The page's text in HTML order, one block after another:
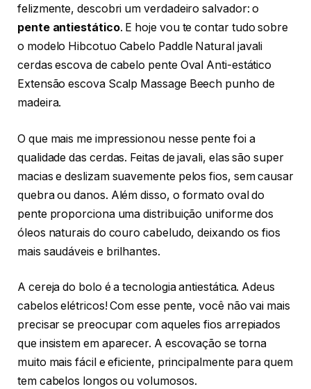
felizmente, descobri um verdadeiro salvador: o
pente antiestático. E hoje vou te contar tudo sobre
o modelo Hibcotuo Cabelo Paddle Natural javali
cerdas escova de cabelo pente Oval Anti-estático
Extensão escova Scalp Massage Beech punho de
madeira.
O que mais me impressionou nesse pente foi a
qualidade das cerdas. Feitas de javali, elas são super
macias e deslizam suavemente pelos fios, sem causar
quebra ou danos. Além disso, o formato oval do
pente proporciona uma distribuição uniforme dos
óleos naturais do couro cabeludo, deixando os fios
mais saudáveis e brilhantes.
A cereja do bolo é a tecnologia antiestática. Adeus
cabelos elétricos! Com esse pente, você não vai mais
precisar se preocupar com aqueles fios arrepiados
que insistem em aparecer. A escovação se torna
muito mais fácil e eficiente, principalmente para quem
tem cabelos longos ou volumosos.